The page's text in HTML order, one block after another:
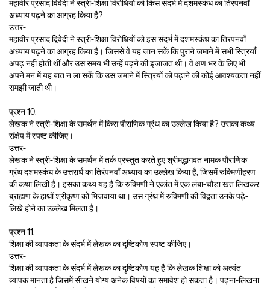
महावीर प्रसाद विवेदी ने स्त्री-शिक्षा विरोधियों को किस संदर्भ में दशमस्कंध का तिरपनवाँ
अध्याय पढ़ने का आग्रह किया है?
उत्तर-
महावीर प्रसाद द्विवेदी ने स्त्री-शिक्षा विरोधियों को इस संदर्भ में दशमस्कंध का तिरपनवाँ
अध्याय पढ़ने का आग्रह किया है। जिससे वे यह जान सकें कि पुराने जमाने में सभी स्त्रियाँ
अपढ़ नहीं होती थीं और उस समय भी उन्हें पढ़ने की इजाजत थी। वे क्षण भर के लिए भी
अपने मन में यह बात न ला सकें कि उस जमाने में स्त्रियों को पढ़ाने की कोई आवश्यकता नहीं
समझी जाती थी।
प्रश्न 10.
लेखक ने स्त्री-शिक्षा के समर्थन में किस पौराणिक ग्रंथ का उल्लेख किया है? उसका कथ्य
संक्षेप में स्पष्ट कीजिए।
उत्तर-
लेखक ने स्त्री-शिक्षा के समर्थन में तर्क प्रस्तुत करते हुए श्रीमद्भागवत नामक पौराणिक
ग्रंथ दशमस्कंध के उत्तरार्ध का तिरंपनवाँ अध्याय का उल्लेख किया है, जिसमें रुक्मिणीहरण
की कथा लिखी है। इसका कथ्य यह है कि रुक्मिणी ने एकांत में एक लंबा-चौड़ा खत लिखकर
ब्राह्मण के हाथों श्रीकृष्ण को भिजवाया था। उस ग्रंथ में रुक्मिणी की विद्वता उनके पढ़े-
लिखे होने का उल्लेख मिलता है।
प्रश्न 11.
शिक्षा की व्यापकता के संदर्भ में लेखक का दृष्टिकोण स्पष्ट कीजिए।
उत्तर-
शिक्षा की व्यापकता के संदर्भ में लेखक का दृष्टिकोण यह है कि लेखक शिक्षा को अत्यंत
व्यापक मानता है जिसमें सीखने योग्य अनेक विषयों का समावेश हो सकता है। पढ़ना-लिखना